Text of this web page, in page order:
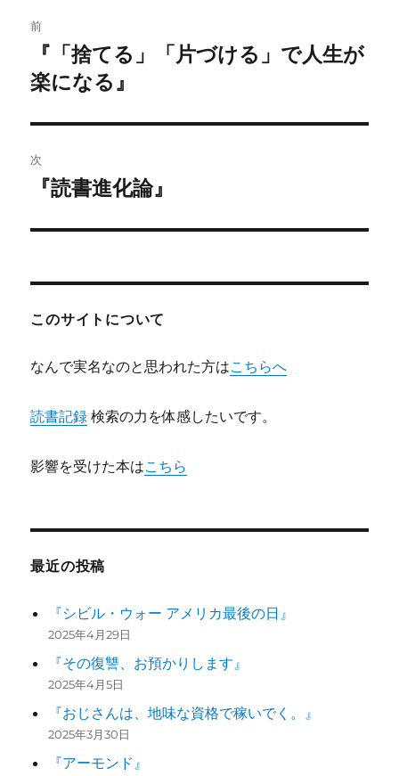
稿
ナ
ビ
ゲ
ー
シ
ン
前
前
の
稿:
『「捨てる」「片づける」で人生が
楽になる』
次
次
投
『読書進化論』
このサイトについて
なんで実名なのと思われた方はこちらへ
読書記録 検索の力を体感したいです。
影響を受けた本はこちら
最近の投稿
『シビル・ウォー アメリカ最後の日』
2025年4月29日
『その復讐、お預かりします』
2025年4月5日
『おじさんは、地味な資格で稼いでく。』
2025年3月30日
『アーモンド』